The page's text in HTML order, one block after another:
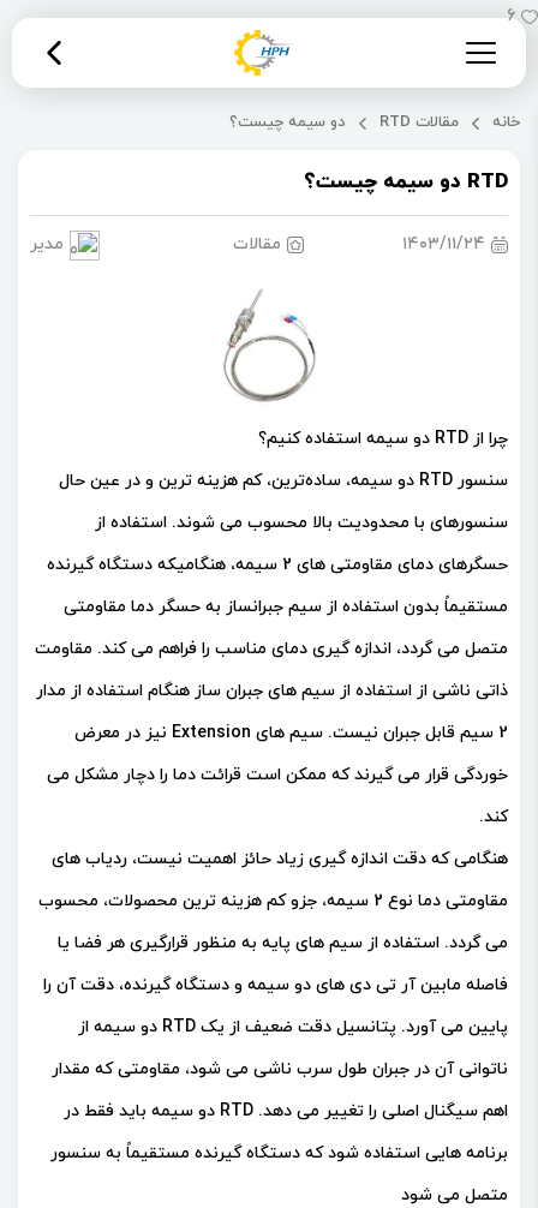
خانه مقالات RTD دو سیمه چیست؟
RTD دو سیمه چیست؟
۱۴۰۳/۱۱/۲۴ مقالات
6
چرا از RTD دو سیمه استفاده کنیم؟
سنسور RTD دو سیمه، ساده‌ترین، کم‌ هزینه‌ ترین و در عین حال
سنسورهای با محدودیت بالا محسوب می شوند. استفاده از
حسگرهای دمای مقاومتی های 2 سیمه، هنگامیکه دستگاه گیرنده
مستقیماً بدون استفاده از سیم جبرانساز به حسگر دما مقاومتی
متصل می گردد، اندازه گیری دمای مناسب را فراهم می کند. مقاومت
ذاتی ناشی از استفاده از سیم های جبران ساز هنگام استفاده از مدار
2 سیم قابل جبران نیست. سیم های Extension نیز در معرض
خوردگی قرار می گیرند که ممکن است قرائت دما را دچار مشکل می
کند.
هنگامی که دقت اندازه گیری زیاد حائز اهمیت نیست، ردیاب های
مقاومتی دما نوع 2 سیمه، جزو کم هزینه ترین محصولات، محسوب
می گردد. استفاده از سیم های پایه به منظور قرارگیری هر فضا یا
فاصله مابین آر تی دی های دو سیمه و دستگاه گیرنده، دقت آن را
پایین می آورد. پتانسیل دقت ضعیف از یک RTD دو سیمه از
ناتوانی آن در جبران طول سرب ناشی می شود، مقاومتی که مقدار
اهم سیگنال اصلی را تغییر می دهد. RTD دو سیمه باید فقط در
برنامه هایی استفاده شود که دستگاه گیرنده مستقیماً به سنسور
متصل می شود